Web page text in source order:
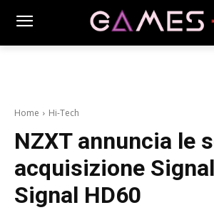
Home Hi-Tech
NZXT annuncia le
acquisizione
Signal HD60